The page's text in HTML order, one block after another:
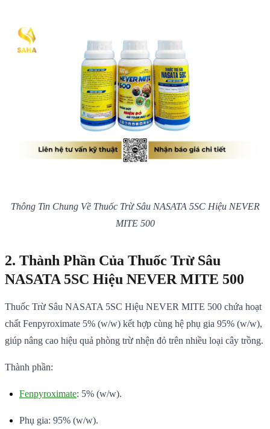
Thông Tin Chung Về Thuốc Trừ Sâu NASATA 5SC Hiệu NEVER
MITE 500
2. Thành Phần Của Thuốc Trừ Sâu
NASATA 5SC Hiệu NEVER MITE 500
Thuốc Trừ Sâu NASATA 5SC Hiệu NEVER MITE 500 chứa hoạt
chất Fenpyroximate 5% (w/w) kết hợp cùng hệ phụ gia 95% (w/w),
giúp nâng cao hiệu quả phòng trừ nhện đỏ trên nhiều loại cây trồng.
Thành phần:
Fenpyroximate: 5% (w/w).
Phụ gia: 95% (w/w).